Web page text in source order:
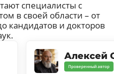
специалисты с
в своей области – от
кандидатов и докторов
Алексей
Проверенный автор